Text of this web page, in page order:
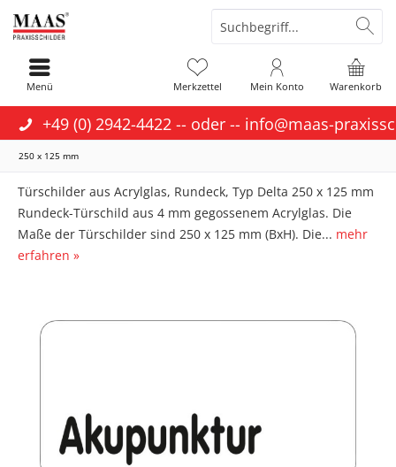
+49 (0) 2942-4422 -- oder -- info@maas-
Warenkorb
Merkzettel Mein Konto
Menü
250 x 125 mm
Türschilder aus Acrylglas, Rundeck, Typ Delta 250 x 125 mm
Rundeck-Türschild aus 4 mm gegossenem Acrylglas. Die
Maße der Türschilder sind 250 x 125 mm (BxH). Die... mehr
erfahren »